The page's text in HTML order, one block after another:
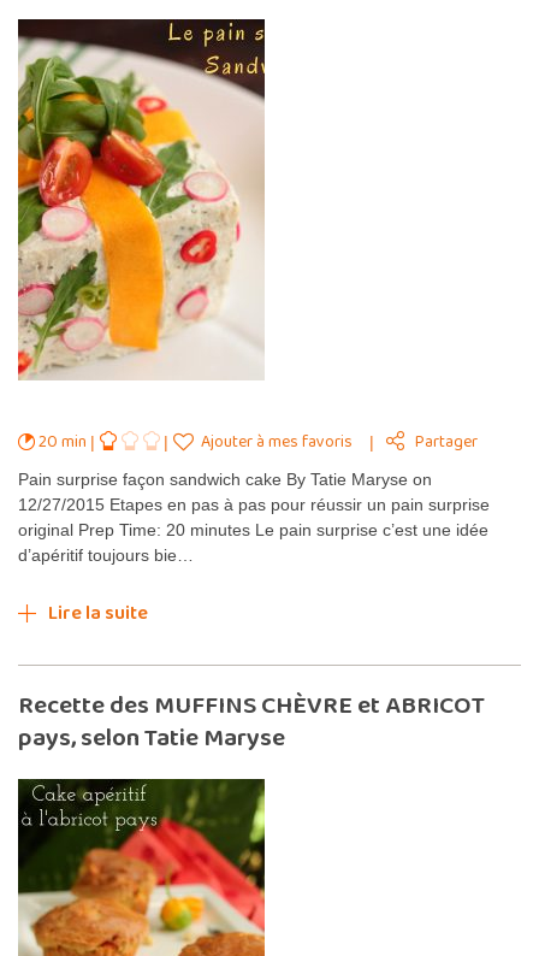
20 min Ajouter à mes favoris Partager
Pain surprise façon sandwich cake By Tatie Maryse on
12/27/2015 Etapes en pas à pas pour réussir un pain surprise
original Prep Time: 20 minutes Le pain surprise c’est une idée
d’apéritif toujours bie…
Lire la suite
Recette des MUFFINS CHÈVRE et ABRICOT
pays, selon Tatie Maryse